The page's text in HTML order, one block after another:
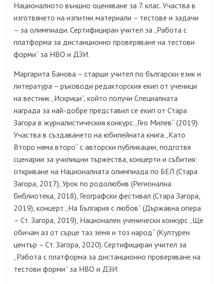
Националното външно оценяване за 7. клас. Участва в
изготвянето на изпитни материали – тестове и задачи
– за олимпиади. Сертифициран учител за „Работа с
платформа за дистанционно проверяване на тестови
форми“ за НВО и ДЗИ.
Маргарита Банова – старши учител по български език и
литература – ръководи редакторския екип от ученици
на вестник „Искрици“, който получи Специалната
награда за най-добре представил се екип от Стара
Загора в журналистическия конкурс „Гео Милев“ (2019).
Участва в създаването на юбилейната книга „Като
Второ няма второ“ с авторски публикации, подготвя
сценарии за училищни тържества, концерти и събития:
откриване на Националната олимпиада по БЕЛ (Стара
Загора, 2017), Урок по родолюбив (Регионална
библиотека, 2018), Географски фестивал (Стара Загора,
2019), концерт „На България с любов“ (Държавна опера
– Ст. Загора, 2019), Национален ученически конкурс „Ще
обичам аз от сърце таз земя и тоз народ“ (Културен
център – Ст. Загора, 2020). Сертифициран учител за
„Работа с платформа за дистанционно проверяване на
тестови форми“ за НВО и ДЗИ.